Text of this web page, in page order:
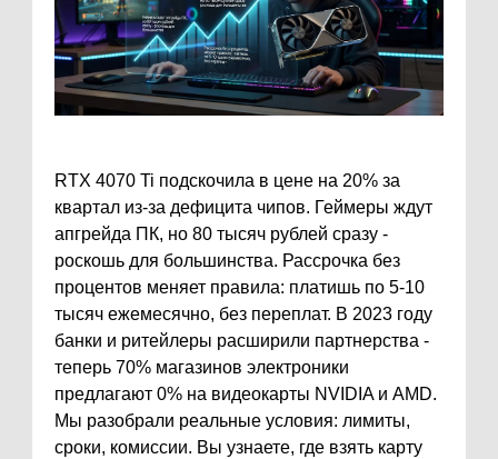
RTX 4070 Ti подскочила в цене на 20% за
квартал из-за дефицита чипов. Геймеры ждут
апгрейда ПК, но 80 тысяч рублей сразу -
роскошь для большинства. Рассрочка без
процентов меняет правила: платишь по 5-10
тысяч ежемесячно, без переплат. В 2023 году
банки и ритейлеры расширили партнерства -
теперь 70% магазинов электроники
предлагают 0% на видеокарты NVIDIA и AMD.
Мы разобрали реальные условия: лимиты,
сроки, комиссии. Вы узнаете, где взять карту